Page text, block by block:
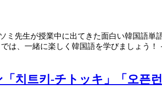
先生が授業中に出てきた面白い韓国語単
は、一緒に楽しく韓国語を学びましょう！
치트키-チトッキ」「오픈런